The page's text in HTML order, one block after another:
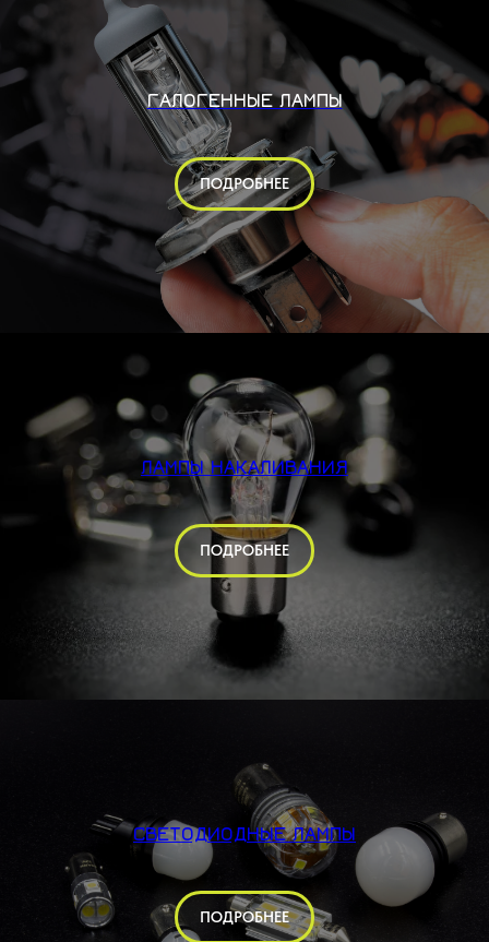
ГАЛОГЕННЫЕ ЛАМПЫ
ПОДРОБНЕЕ
ЛАМПЫ НАКАЛИВАНИЯ
ПОДРОБНЕЕ
СВЕТОДИОДНЫЕ ЛАМПЫ
ПОДРОБНЕЕ